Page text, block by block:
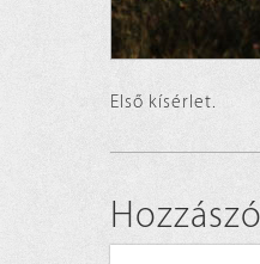
Első kísérlet.